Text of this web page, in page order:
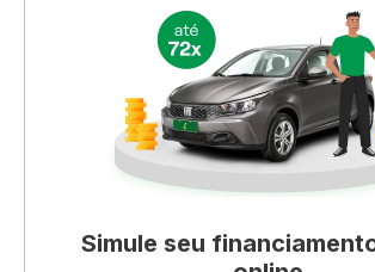
Simule seu